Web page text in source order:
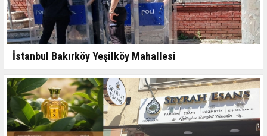
İstanbul Bakırköy Yeşilköy Mahallesi